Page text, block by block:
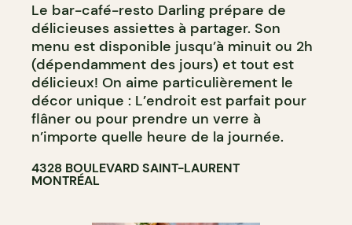
BAR
BAR À COCKTAIL
Le bar-café-resto Darling prépare de
délicieuses assiettes à partager. Son
menu est disponible jusqu’à minuit ou 2h
(dépendamment des jours) et tout est
délicieux! On aime particulièrement le
décor unique : L’endroit est parfait pour
flâner ou pour prendre un verre à
n’importe quelle heure de la journée.
4328 BOULEVARD SAINT-LAURENT
MONTRÉAL